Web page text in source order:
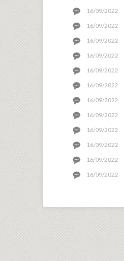
16/09/2022
16/09/2022
16/09/2022
16/09/2022
16/09/2022
16/09/2022
16/09/2022
16/09/2022
16/09/2022
16/09/2022
16/09/2022
16/09/2022